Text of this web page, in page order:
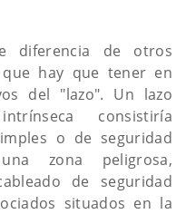
diferencia de otros
hay que tener en
del "lazo". Un lazo
consistiría
o de seguridad
zona peligrosa,
de seguridad
situados en la